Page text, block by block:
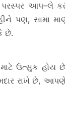
આપ–લે
પણ, સામા
છે.
ઉત્સુક હોય
રાખે છે, આપણે